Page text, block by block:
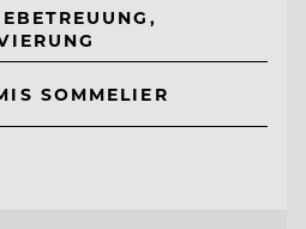
SOMMELIER